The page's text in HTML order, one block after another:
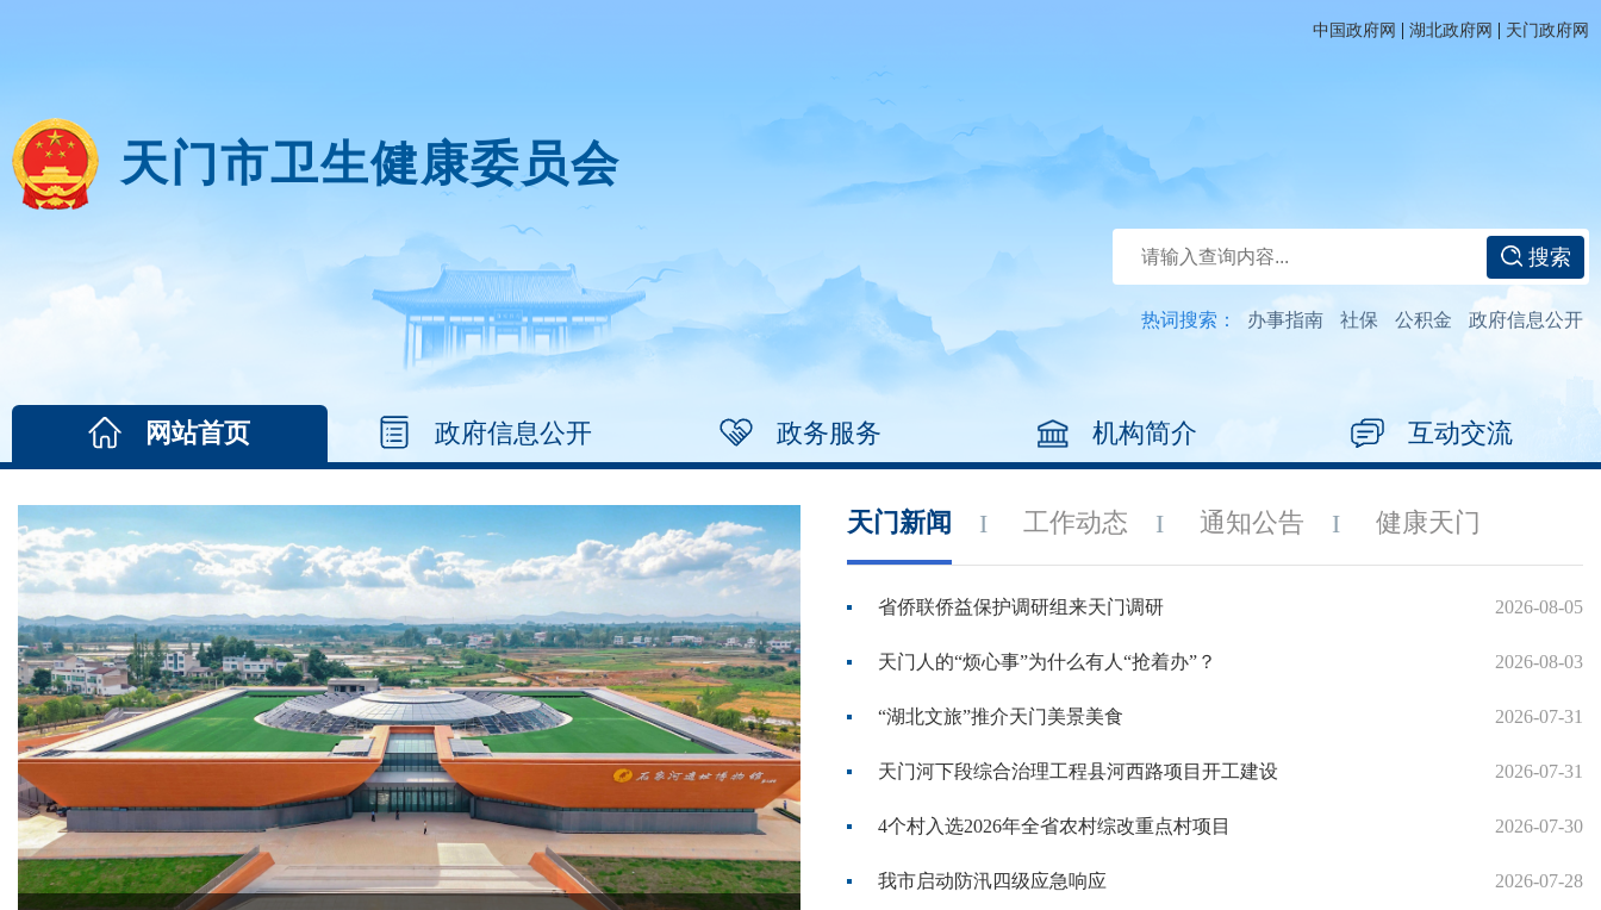
中国政府网 | 湖北政府网 | 天门政府网
天门市卫生健康委员会
搜索
热词搜索： 办事指南 社保 公积金 政府信息公开
网站首页 政府信息公开 政务服务 机构简介 互动交流
天门新闻 工作动态 通知公告 健康天门
省侨联侨益保护调研组来天门调研 2026-08-05
天门人的“烦心事”为什么有人“抢着办”？ 2026-08-03
“湖北文旅”推介天门美景美食 2026-07-31
天门河下段综合治理工程县河西路项目开工建设 2026-07-31
4个村入选2026年全省农村综改重点村项目 2026-07-30
我市启动防汛四级应急响应 2026-07-28